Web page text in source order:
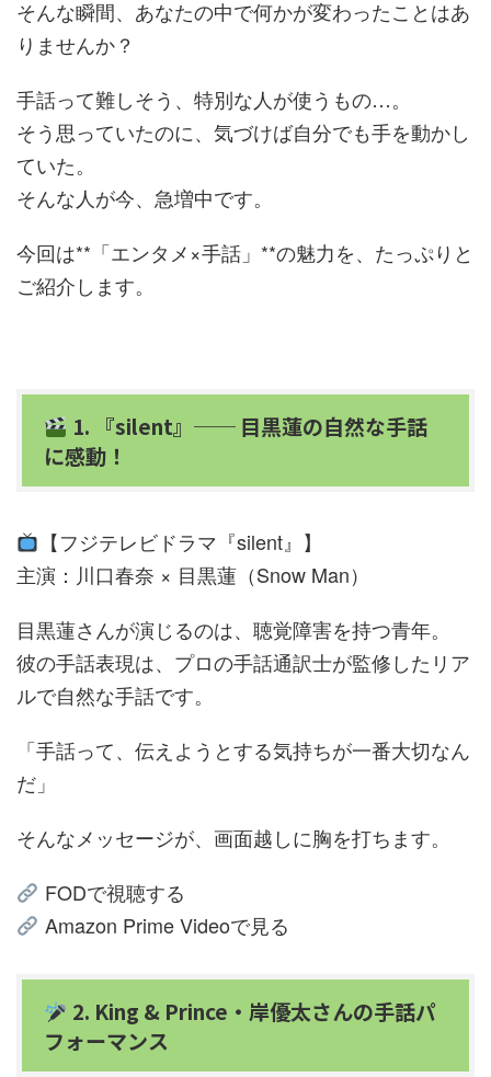
そんな瞬間、あなたの中で何かが変わったことはあ
りませんか？
手話って難しそう、特別な人が使うもの…。
そう思っていたのに、気づけば自分でも手を動かし
ていた。
そんな人が今、急増中です。
今回は**「エンタメ×手話」**の魅力を、たっぷりと
ご紹介します。
1. 『silent』── 目黒蓮の自然な手話
に感動！
【フジテレビドラマ『silent』】
主演：川口春奈 × 目黒蓮（Snow Man）
目黒蓮さんが演じるのは、聴覚障害を持つ青年。
彼の手話表現は、プロの手話通訳士が監修したリア
ルで自然な手話です。
「手話って、伝えようとする気持ちが一番大切なん
だ」
そんなメッセージが、画面越しに胸を打ちます。
FODで視聴する
Amazon Prime Videoで見る
2. King & Prince・岸優太さんの手話パ
フォーマンス